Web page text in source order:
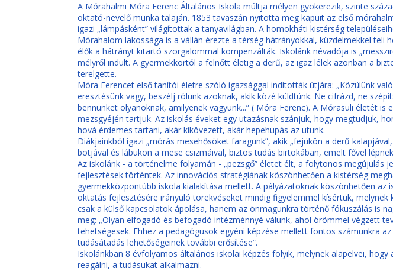
A Mórahalmi Móra Ferenc Általános Iskola múltja mélyen gyökerezik, szinte
oktató-nevelő munka talaján. 1853 tavaszán nyitotta meg kapuit az első
igazi „lámpásként” világítottak a tanyavilágban. A homokháti kistérség
Mórahalom lakossága is a vállán érezte a térség hátrányokkal, küzdelmekkel teli
élők a hátrányt kitartó szorgalommal kompenzálták. Iskolánk névadója is
mélyről indult. A gyermekkortól a felnőtt életig a derű, az igaz lélek azonban a
terelgette.
Móra Ferencet első tanítói életre szóló igazsággal indították útjára: „Közülünk
eresztésünk vagy, beszélj rólunk azoknak, akik közé küldtünk. Ne cifrázd, ne
bennünket olyanoknak, amilyenek vagyunk...” ( Móra Ferenc). A Mórasuli életét is
mezsgyéjén tartjuk. Az iskolás éveket egy utazásnak szánjuk, hogy megtudjuk,
hová érdemes tartani, akár kikövezett, akár hepehupás az utunk.
Diákjainkból igazi „mórás mesehősöket faragunk”, akik „fejükön a derű
botjával és lábukon a mese csizmáival, biztos tudás birtokában, emelt fővel
Az iskolánk - a történelme folyamán - „pezsgő” életet élt, a folytonos
fejlesztések történtek. Az innovációs stratégiának köszönhetően a kistérség
gyermekközpontúbb iskola kialakítása mellett. A pályázatoknak köszönhetően
oktatás fejlesztésére irányuló törekvéseket mindig figyelemmel kísértük,
csak a külső kapcsolatok ápolása, hanem az önmagunkra történő fókuszálás is
meg: „Olyan elfogadó és befogadó intézménnyé válunk, ahol örömmel végzett
tehetségesek. Ehhez a pedagógusok egyéni képzése mellett fontos számunkra
tudásátadás lehetőségeinek további erősítése”.
Iskolánkban 8 évfolyamos általános iskolai képzés folyik, melynek alapelvei,
reagálni, a tudásukat alkalmazni.